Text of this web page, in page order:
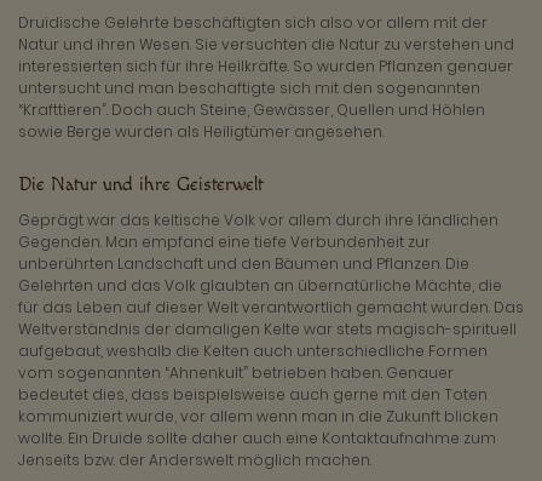
Druidische Gelehrte beschäftigten sich also vor allem mit der
Natur und ihren Wesen. Sie versuchten die Natur zu verstehen und
interessierten sich für ihre Heilkräfte. So wurden Pflanzen genauer
untersucht und man beschäftigte sich mit den sogenannten
“Krafttieren”. Doch auch Steine, Gewässer, Quellen und Höhlen
sowie Berge wurden als Heiligtümer angesehen.
Die Natur und ihre Geisterwelt
Geprägt war das keltische Volk vor allem durch ihre ländlichen
Gegenden. Man empfand eine tiefe Verbundenheit zur
unberührten Landschaft und den Bäumen und Pflanzen. Die
Gelehrten und das Volk glaubten an übernatürliche Mächte, die
für das Leben auf dieser Welt verantwortlich gemacht wurden. Das
Weltverständnis der damaligen Kelte war stets magisch-spirituell
aufgebaut, weshalb die Kelten auch unterschiedliche Formen
vom sogenannten “Ahnenkult” betrieben haben. Genauer
bedeutet dies, dass beispielsweise auch gerne mit den Toten
kommuniziert wurde, vor allem wenn man in die Zukunft blicken
wollte. Ein Druide sollte daher auch eine Kontaktaufnahme zum
Jenseits bzw. der Anderswelt möglich machen.